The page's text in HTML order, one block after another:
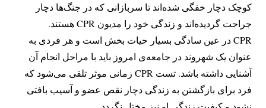
کوچک دچار خفگی شده‌اند تا سربازانی که در جنگ‌ها دچار
جراحت گردیده‌‌اند و زندگی خود را مدیون CPR هستند.
CPR در عین سادگی بسیار حیات بخش است و هر فردی به
عنوان یک شهروند در جامعه‌ی امروز باید با مراحل انجام آن
آشنایی داشته باشد. تست CPR زمانی موثر تلقی می‌شود که
فرد برای بازگشتن به زندگی دچار نقص عضو و آسیب بافتی